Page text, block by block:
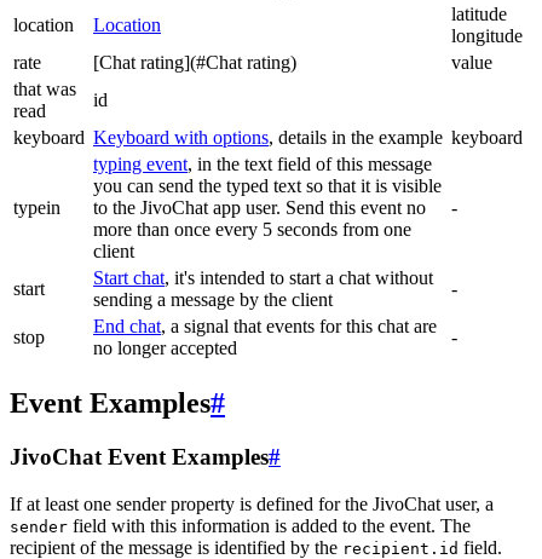
location Location
latitude
longitude
rate
[Chat rating](#Chat rating)
value
that was
read
id
keyboard Keyboard with options, details in the example keyboard
typein
typing event, in the text field of this message
you can send the typed text so that it is visible
to the JivoChat app user. Send this event no
more than once every 5 seconds from one
client
-
start
Start chat, it's intended to start a chat without
sending a message by the client
-
stop
End chat, a signal that events for this chat are
no longer accepted
-
Event Examples#
JivoChat Event Examples#
If at least one sender property is defined for the JivoChat user, a
sender field with this information is added to the event. The
recipient of the message is identified by the recipient.id field.